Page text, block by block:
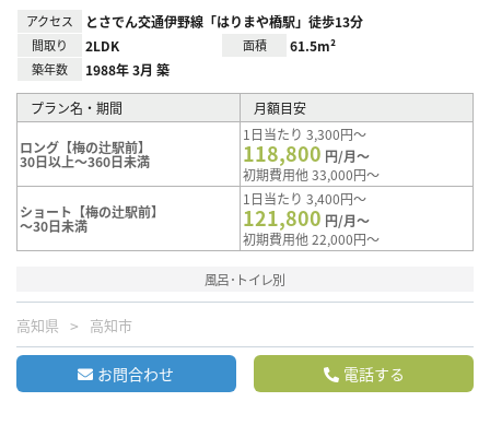
アクセス とさでん交通伊野線「はりまや橋駅」徒歩13分
間取り 2LDK 面積 61.5m²
築年数 1988年 3月 築
プラン名・期間 月額目安
ロング【梅の辻駅前】
30日以上～360日未満
1日当たり 3,300円～
118,800 円/月～
初期費用他 33,000円～
ショート【梅の辻駅前】
～30日未満
1日当たり 3,400円～
121,800 円/月～
初期費用他 22,000円～
風呂･トイレ別
高知県 高知市
お問合わせ 電話する